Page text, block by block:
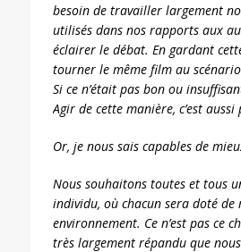
besoin de travailler largement
utilisés dans nos rapports aux
éclairer le débat. En gardant
tourner le même film au
Si ce n’était pas bon ou
Agir de cette manière, c’est
Or, je nous sais capables de
Nous souhaitons toutes et tous
individu, où chacun sera doté
environnement. Ce n’est pas ce
très largement répandu que